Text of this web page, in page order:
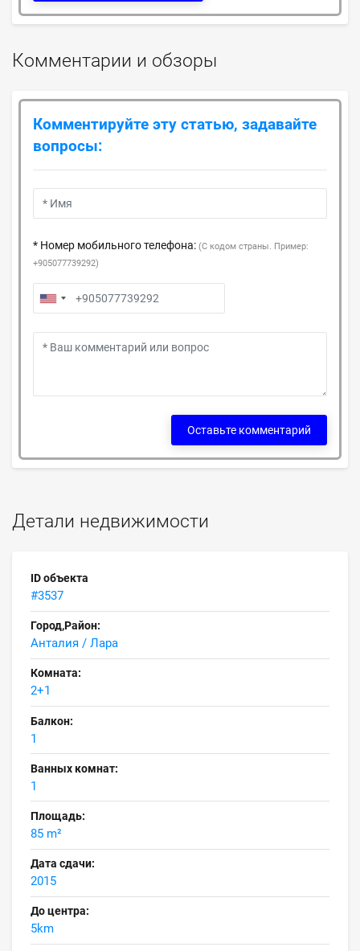
Детали недвижимости
ID объекта
#3537
Город,Район:
Анталия / Лара
Комната:
2+1
Балкон:
1
Ванных комнат:
1
Площадь:
85 m²
Дата сдачи:
2015
До центра:
5km
Комментарии и обзоры
Комментируйте эту статью, задавайте
вопросы:
* Номер мобильного телефона: (С кодом страны. Пример:
+905077739292)
Оставьте комментарий